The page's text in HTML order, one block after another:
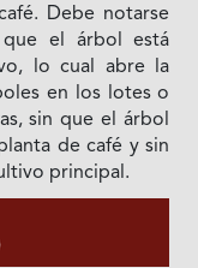
Debe notarse
el árbol está
lo cual abre la
en los lotes o
sin que el árbol
de café y sin
principal.